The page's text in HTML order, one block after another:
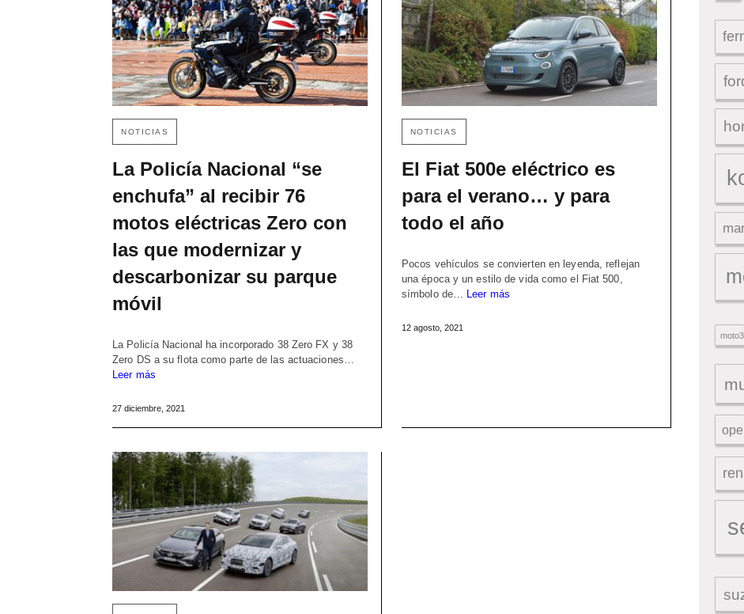
NOTICIAS
La Policía Nacional “se
enchufa” al recibir 76
motos eléctricas Zero con
las que modernizar y
descarbonizar su parque
móvil
La Policía Nacional ha incorporado 38 Zero FX y 38
Zero DS a su flota como parte de las actuaciones…
Leer más
27 diciembre, 2021
NOTICIAS
El Fiat 500e eléctrico es
para el verano… y para
todo el año
Pocos vehículos se convierten en leyenda, reflejan
una época y un estilo de vida como el Fiat 500,
símbolo de… Leer más
12 agosto, 2021
moto3
opel